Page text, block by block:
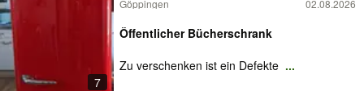
7
Göppingen 02.08.2026
Öffentlicher Bücherschrank
Zu verschenken ist ein Defekte ...